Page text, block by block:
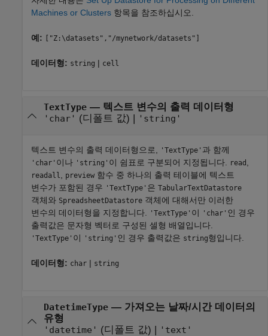
Machines or Clusters 항목을 참조하십시오.
예: ["Z:\datasets","/mynetwork/datasets"]
데이터형: string | cell
TextType— 텍스트 변수의 출력 데이터형
'char' (디폴트 값) | 'string'
텍스트 변수의 출력 데이터형으로, 'TextType' 과 함께
'char' 이나 'string' 이 쉼표로 구분되어 지정됩니다. read
readall preview 함수 중 하나의 출력 테이블에 텍스트
변수가 포함된 경우 'TextType' 은 TabularTextDatastore
객체와 SpreadsheetDatastore 객체에 대해서만 이러한
변수의 데이터형을 지정합니다.
'TextType' 이 'char' 인 경우
출력값은 문자형 벡터로 구성된 셀형 배열입니다.
'TextType' 이 'string' 인 경우 출력값은 string형입니다.
데이터형: char | string
DatetimeType— 가져오는 날짜/시간 데이터의
유형
'datetime' (디폴트 값) | 'text'